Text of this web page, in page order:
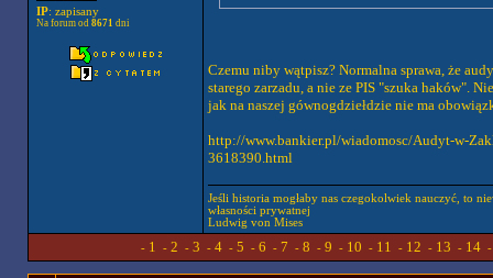
IP: zapisany
Na forum od 8671 dni
Czemu niby wątpisz? Normalna sprawa, że
starego zarzadu, a nie ze PIS "szuka haków".
jak na naszej gównogdziełdzie nie ma
http://www.bankier.pl/wiadomosc/Audyt-w-
3618390.html
Jeśli historia mogłaby nas czegokolwiek nauczyć, to
własności prywatnej
Ludwig von Mises
- 1 - 2 - 3 - 4 - 5 - 6 - 7 - 8 - 9 - 10 - 11 - 12 - 13 - 14